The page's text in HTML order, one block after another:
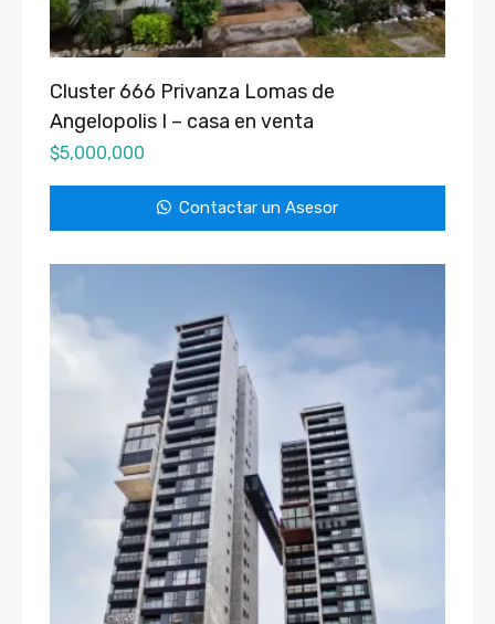
Cluster 666 Privanza Lomas de
Angelopolis I – casa en venta
$5,000,000
Contactar un Asesor